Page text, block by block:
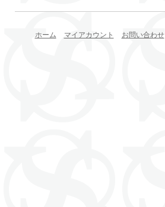
ホーム マイアカウント お問い合わせ